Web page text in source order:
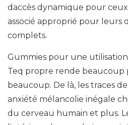
daccès dynamique pour
associé approprié pour leurs
complets.
Gummies pour une
Teq propre rende beaucoup
beaucoup. De là, les traces
anxiété mélancolie inégale
du cerveau humain et plus.